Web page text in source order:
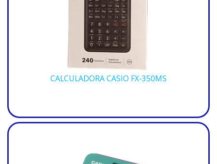
CALCULADORA CASIO FX-350MS